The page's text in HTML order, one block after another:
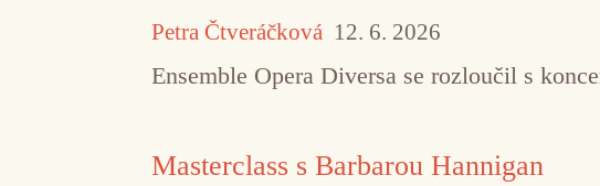
Petra Čtveráčková 12. 6. 2026
Ensemble Opera Diversa se rozloučil s
Masterclass s Barbarou Hannigan